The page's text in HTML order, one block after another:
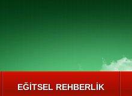
EĞITSEL REHBERLIK